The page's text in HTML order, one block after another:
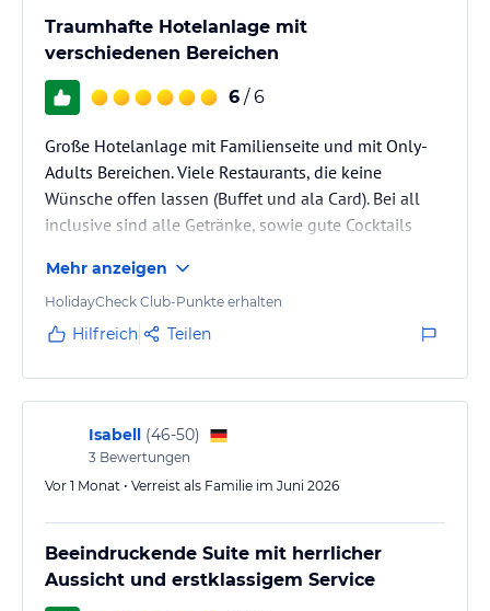
Traumhafte Hotelanlage mit
verschiedenen Bereichen
6 / 6
Große Hotelanlage mit Familienseite und mit Only-
Adults Bereichen. Viele Restaurants, die keine
Wünsche offen lassen (Buffet und ala Card). Bei all
inclusive sind alle Getränke, sowie gute Cocktails
Liegemöglichkeiten am Pool, wie auch am weißen
Sandstrand, wo fast jeden Abend Hochzeiten
stattfinden. Es gibt viel verschiedenes
in einem extra Bereich. Für jeden was dabei, sehr zu
empfehlen.
Mehr anzeigen
HolidayCheck Club-Punkte erhalten
Hilfreich Teilen
Isabell (46-50)
3 Bewertungen
Vor 1 Monat • Verreist als Familie im Juni 2026
Beeindruckende Suite mit herrlicher
Aussicht und erstklassigem Service